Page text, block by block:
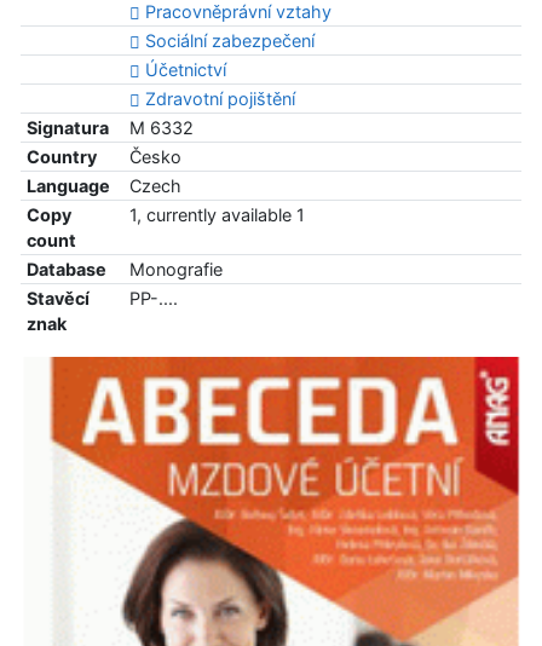
Pracovněprávní vztahy
Sociální zabezpečení
Účetnictví
Zdravotní pojištění
Signatura
M 6332
Country
Česko
Language
Czech
Copy
count
1, currently available 1
Database
Monografie
Stavěcí
znak
PP-....